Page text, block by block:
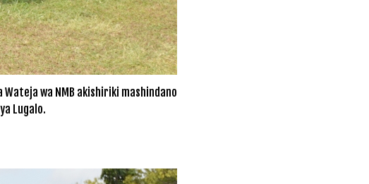
Wateja wa NMB akishiriki mashindano
Lugalo.